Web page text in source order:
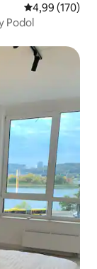
Évaluation
4,99 (170)
Podol